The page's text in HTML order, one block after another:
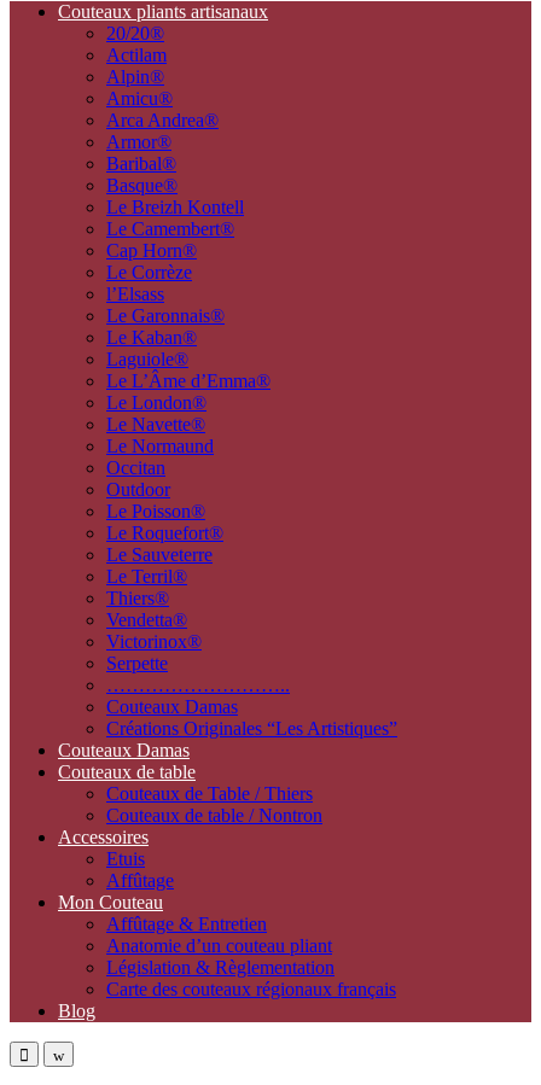
Couteaux pliants artisanaux
20/20®
Actilam
Alpin®
Amicu®
Arca Andrea®
Armor®
Baribal®
Basque®
Le Breizh Kontell
Le Camembert®
Cap Horn®
Le Corrèze
l’Elsass
Le Garonnais®
Le Kaban®
Laguiole®
Le L’Âme d’Emma®
Le London®
Le Navette®
Le Normaund
Occitan
Outdoor
Le Poisson®
Le Roquefort®
Le Sauveterre
Le Terril®
Thiers®
Vendetta®
Victorinox®
Serpette
………………………..
Couteaux Damas
Créations Originales “Les Artistiques”
Couteaux Damas
Couteaux de table
Couteaux de Table / Thiers
Couteaux de table / Nontron
Accessoires
Etuis
Affûtage
Mon Couteau
Affûtage & Entretien
Anatomie d’un couteau pliant
Législation & Règlementation
Carte des couteaux régionaux français
Blog
OpenClose